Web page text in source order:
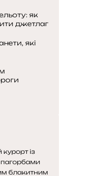
як
джетлаг
які